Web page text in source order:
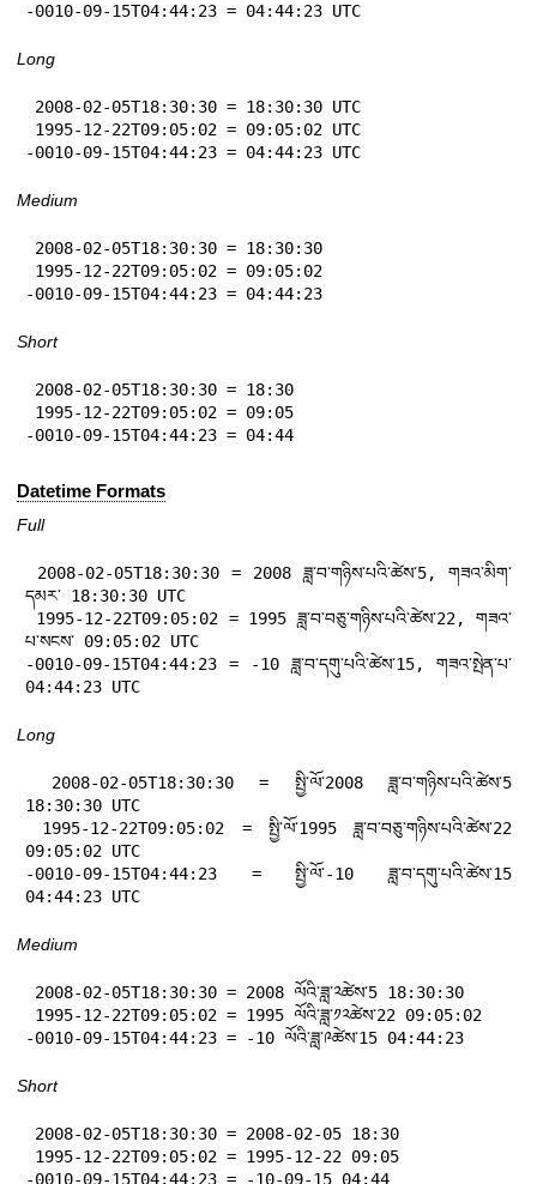
-0010-09-15T04:44:23 = 04:44:23 UTC
Long
-0010-09-15T04:44:23 = 04:44:23 UTC
Medium
-0010-09-15T04:44:23 = 04:44:23
Short
-0010-09-15T04:44:23 = 04:44
Datetime Formats
Full
དམར་ 18:30:30 UTC
པ་སངས་ 09:05:02 UTC
-0010-09-15T04:44:23 = -10 ཟླ་བ་དགུ་པའི་ཚེས་15, གཟའ་སྤེན་པ་
04:44:23 UTC
Long
18:30:30 UTC
09:05:02 UTC
-0010-09-15T04:44:23 = སྤྱི་ལོ་-10 ཟླ་བ་དགུ་པའི་ཚེས་15
04:44:23 UTC
Medium
-0010-09-15T04:44:23 = -10 ལོའི་ཟླ་༩ཚེས་15 04:44:23
Short
-0010-09-15T04:44:23 = -10-09-15 04:44